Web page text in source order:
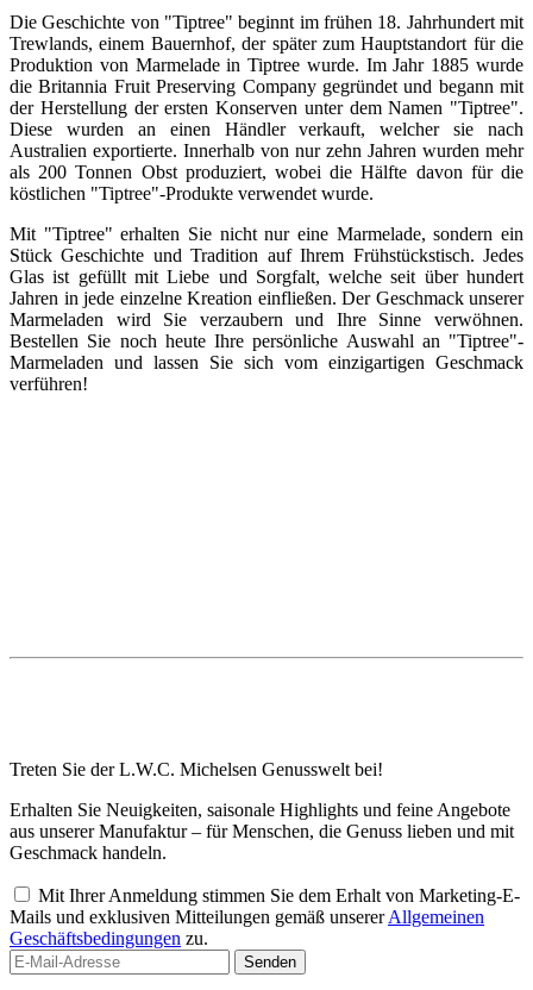
Die Geschichte von "Tiptree" beginnt im frühen 18. Jahrhundert mit
Trewlands, einem Bauernhof, der später zum Hauptstandort für die
Produktion von Marmelade in Tiptree wurde. Im Jahr 1885 wurde
die Britannia Fruit Preserving Company gegründet und begann mit
der Herstellung der ersten Konserven unter dem Namen "Tiptree".
Diese wurden an einen Händler verkauft, welcher sie nach
Australien exportierte. Innerhalb von nur zehn Jahren wurden mehr
als 200 Tonnen Obst produziert, wobei die Hälfte davon für die
köstlichen "Tiptree"-Produkte verwendet wurde.
Mit "Tiptree" erhalten Sie nicht nur eine Marmelade, sondern ein
Stück Geschichte und Tradition auf Ihrem Frühstückstisch. Jedes
Glas ist gefüllt mit Liebe und Sorgfalt, welche seit über hundert
Jahren in jede einzelne Kreation einfließen. Der Geschmack unserer
Marmeladen wird Sie verzaubern und Ihre Sinne verwöhnen.
Bestellen Sie noch heute Ihre persönliche Auswahl an "Tiptree"-
Marmeladen und lassen Sie sich vom einzigartigen Geschmack
verführen!
Treten Sie der L.W.C. Michelsen Genusswelt bei!
Erhalten Sie Neuigkeiten, saisonale Highlights und feine Angebote
aus unserer Manufaktur – für Menschen, die Genuss lieben und mit
Geschmack handeln.
Mit Ihrer Anmeldung stimmen Sie dem Erhalt von Marketing-E-
Mails und exklusiven Mitteilungen gemäß unsererAllgemeinen
Geschäftsbedingungen zu.
Senden